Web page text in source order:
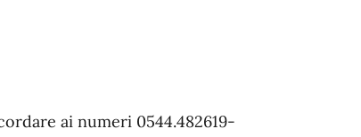
ai numeri 0544.482619-